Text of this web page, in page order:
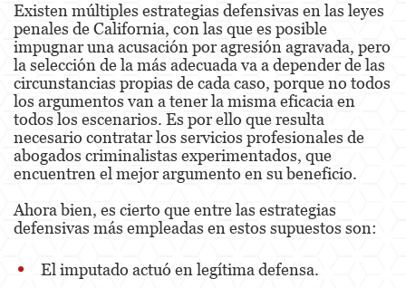
Existen múltiples estrategias defensivas en las leyes
penales de California, con las que es posible
impugnar una acusación por agresión agravada, pero
la selección de la más adecuada va a depender de las
circunstancias propias de cada caso, porque no todos
los argumentos van a tener la misma eficacia en
todos los escenarios. Es por ello que resulta
necesario contratar los servicios profesionales de
abogados criminalistas experimentados, que
encuentren el mejor argumento en su beneficio.
Ahora bien, es cierto que entre las estrategias
defensivas más empleadas en estos supuestos son:
El imputado actuó en legítima defensa.